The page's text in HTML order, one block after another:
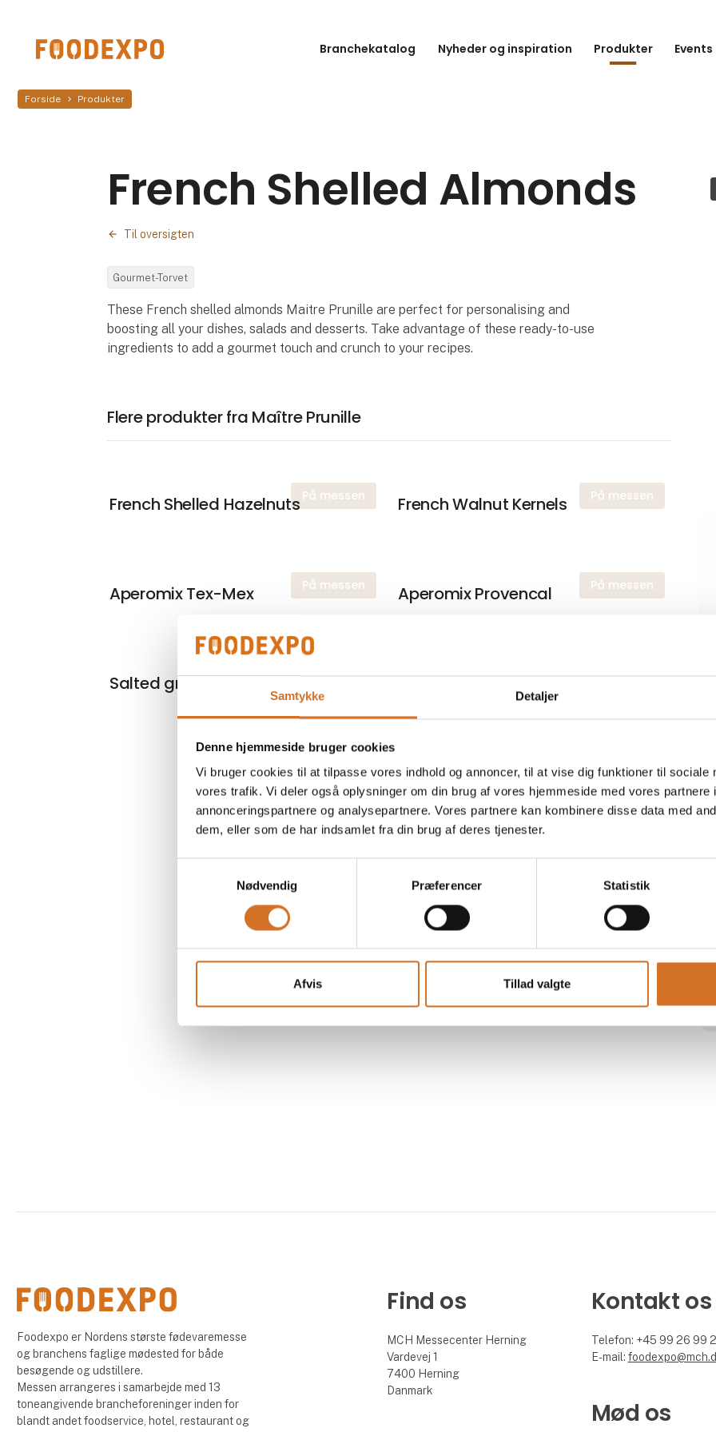
Samtykke Detaljer
Denne hjemmeside bruger cookies
Vi bruger cookies til at tilpasse vores indhold og annoncer, til at vise dig funktioner til sociale
vores trafik. Vi deler også oplysninger om din brug af vores hjemmeside med vores partnere
annonceringspartnere og analysepartnere. Vores partnere kan kombinere disse data med
dem, eller som de har indsamlet fra din brug af deres tjenester.
Nødvendig
Præferencer Statistik
Afvis Tillad valgte
Branchekatalog Nyheder og inspiration Produkter
Forside Produkter
French Shelled Almonds
Til oversigten
Gourmet-Torvet
These French shelled almonds Maitre Prunille are perfect for personalising and
boosting all your dishes, salads and desserts. Take advantage of these ready-to-use
ingredients to add a gourmet touch and crunch to your recipes.
Flere produkter fra Maître Prunille
På messen
French Shelled Hazelnuts På messen
French Walnut Kernels
På messen
Aperomix Tex-Mex På messen
Aperomix Provencal
På messen
Salted grilled corn Soft apricots
Foodexpo er Nordens største fødevaremesse
og branchens faglige mødested for både
besøgende og udstillere.
Messen arrangeres i samarbejde med 13
toneangivende brancheforeninger inden for
blandt andet foodservice, hotel, restaurant og
Find os
MCH Messecenter Herning
Vardevej 1
7400 Herning
Danmark
Kontakt os
Telefon: +45 99 26 99
E-mail:
Mød os